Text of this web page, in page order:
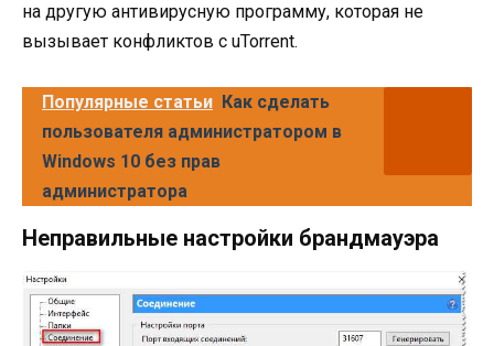
на другую антивирусную программу, которая не
вызывает конфликтов с uTorrent.
Популярные статьи Как сделать
пользователя администратором в
Windows 10 без прав
администратора
Неправильные настройки брандмауэра